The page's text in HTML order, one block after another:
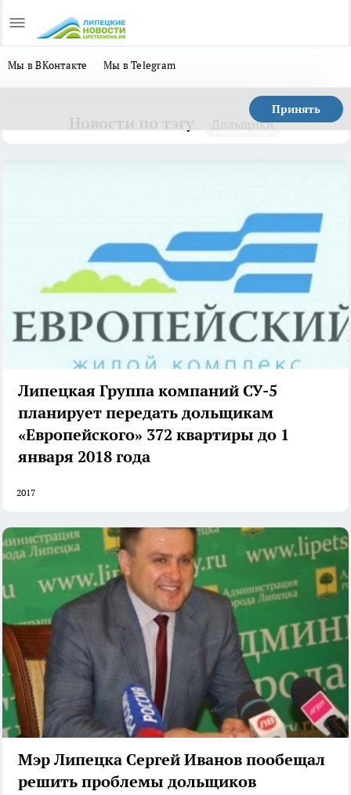
Мы в ВКонтакте Мы в Telegram
Принять
Дольщики
Липецкая Группа компаний СУ-5
планирует передать дольщикам
«Европейского» 372 квартиры до 1
января 2018 года
2017
Мэр Липецка Сергей Иванов пообещал
решить проблемы дольщиков